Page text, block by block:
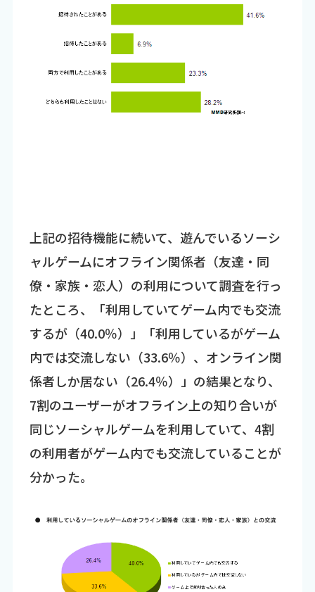
上記の招待機能に続いて、遊んでいるソーシ
ャルゲームにオフライン関係者（友達・同
僚・家族・恋人）の利用について調査を行っ
たところ、「利用していてゲーム内でも交流
するが（40.0％）」「利用しているがゲーム
内では交流しない（33.6％）、オンライン関
係者しか居ない（26.4％）」の結果となり、
7割のユーザーがオフライン上の知り合いが
同じソーシャルゲームを利用していて、4割
の利用者がゲーム内でも交流していることが
分かった。